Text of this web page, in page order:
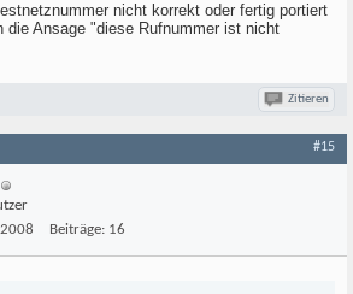
nicht korrekt oder fertig portiert
die Ansage "diese Rufnummer ist nicht
Zitieren
#15
Beiträge: 16